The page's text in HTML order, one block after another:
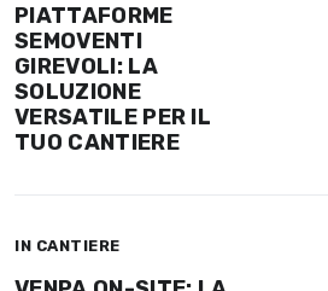
PIATTAFORME
SEMOVENTI
GIREVOLI: LA
SOLUZIONE
VERSATILE PER IL
TUO CANTIERE
IN CANTIERE